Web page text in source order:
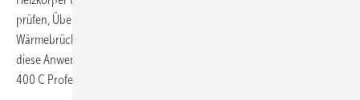
prüfen, Überhitzungen in Elektroinstallationen erkennen oder
Wärmebrücken, Energieverluste und Quellen für Zugluft finden – für
diese Anwendungsbereiche bietet Bosch die Wärmebildkamera GTC
400 C Professional. Sie ist mit einem